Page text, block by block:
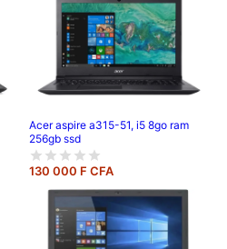
Acer aspire a315-51, i5 8go ram
256gb ssd
130 000 F CFA